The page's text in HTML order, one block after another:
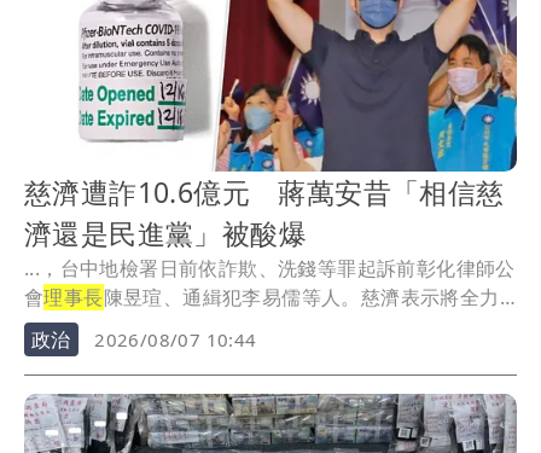
慈濟遭詐10.6億元 蔣萬安昔「相信慈
濟還是民進黨」被酸爆
...，台中地檢署日前依詐欺、洗錢等罪起訴前彰化律師公
會理事長陳昱瑄、通緝犯李易儒等人。慈濟表示將全力
配合...
政治 2026/08/07 10:44